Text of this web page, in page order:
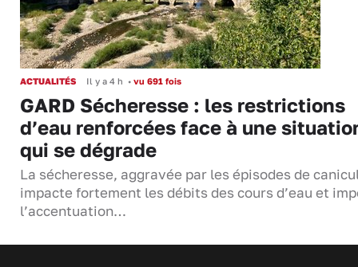
ACTUALITÉS Il y a 4 h • vu 691 fois
GARD Sécheresse : les restrictions
d’eau renforcées face à une
qui se dégrade
La sécheresse, aggravée par les épisodes de
impacte fortement les débits des cours d’eau et
l’accentuation…